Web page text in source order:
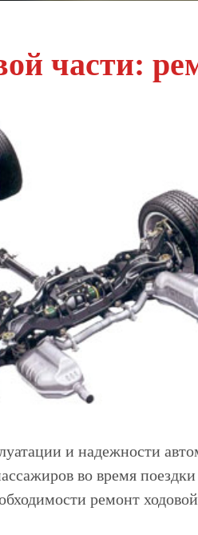
части:
и надежности
во время
ремонт